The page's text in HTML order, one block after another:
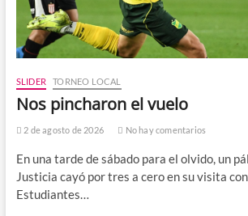
SLIDER TORNEO LOCAL
Nos pincharon el vuelo
2 de agosto de 2026 No hay comentarios
En una tarde de sábado para el olvido, un
Justicia cayó por tres a cero en su visita
Estudiantes…